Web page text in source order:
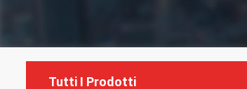
Tutti I Prodotti